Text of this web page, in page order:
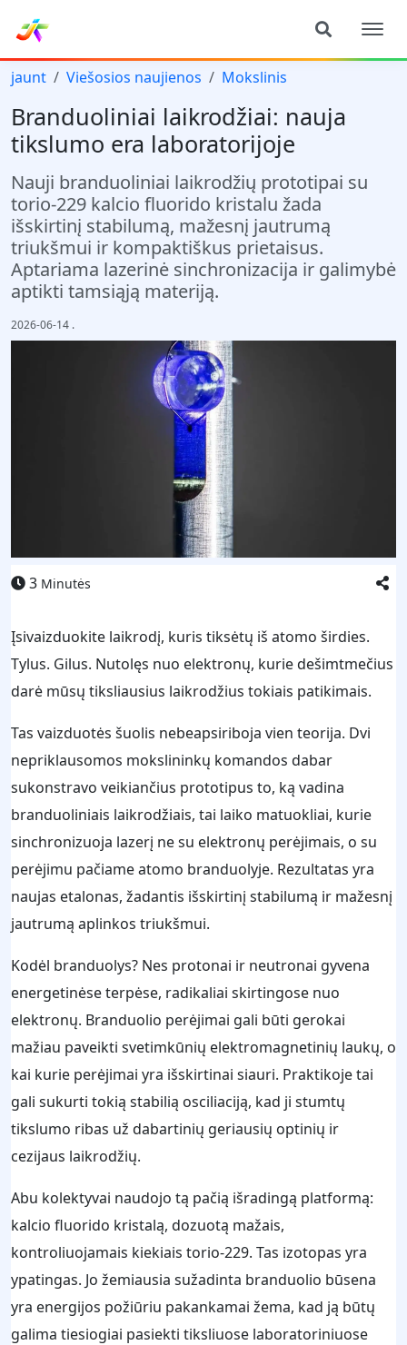
jaunt Viešosios naujienos Mokslinis
Branduoliniai laikrodžiai: nauja
tikslumo era laboratorijoje
Nauji branduoliniai laikrodžių prototipai su
torio-229 kalcio fluorido kristalu žada
išskirtinį stabilumą, mažesnį jautrumą
triukšmui ir kompaktiškus prietaisus.
Aptariama lazerinė sinchronizacija ir galimybė
aptikti tamsiąją materiją.
2026-06-14 .
3 Minutės
Įsivaizduokite laikrodį, kuris tiksėtų iš atomo širdies.
Tylus. Gilus. Nutolęs nuo elektronų, kurie dešimtmečius
darė mūsų tiksliausius laikrodžius tokiais patikimais.
Tas vaizduotės šuolis nebeapsiriboja vien teorija. Dvi
nepriklausomos mokslininkų komandos dabar
sukonstravo veikiančius prototipus to, ką vadina
branduoliniais laikrodžiais, tai laiko matuokliai, kurie
sinchronizuoja lazerį ne su elektronų perėjimais, o su
perėjimu pačiame atomo branduolyje. Rezultatas yra
naujas etalonas, žadantis išskirtinį stabilumą ir mažesnį
jautrumą aplinkos triukšmui.
Kodėl branduolys? Nes protonai ir neutronai gyvena
energetinėse terpėse, radikaliai skirtingose nuo
elektronų. Branduolio perėjimai gali būti gerokai
mažiau paveikti svetimkūnių elektromagnetinių laukų, o
kai kurie perėjimai yra išskirtinai siauri. Praktikoje tai
gali sukurti tokią stabilią osciliaciją, kad ji stumtų
tikslumo ribas už dabartinių geriausių optinių ir
cezijaus laikrodžių.
Abu kolektyvai naudojo tą pačią išradingą platformą:
kalcio fluorido kristalą, dozuotą mažais,
kontroliuojamais kiekiais torio-229. Tas izotopas yra
ypatingas. Jo žemiausia sužadinta branduolio būsena
yra energijos požiūriu pakankamai žema, kad ją būtų
galima tiesiogiai pasiekti tiksliuose laboratoriniuose